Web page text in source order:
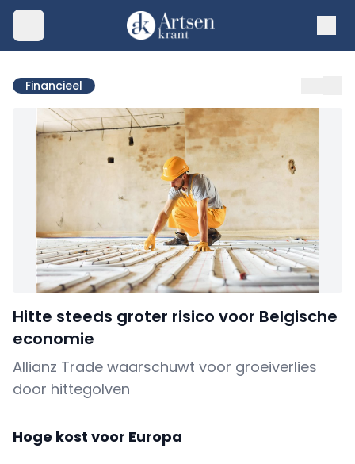
Financieel
Hitte steeds groter risico voor Belgische
economie
Allianz Trade waarschuwt voor groeiverlies
door hittegolven
Hoge kost voor Europa